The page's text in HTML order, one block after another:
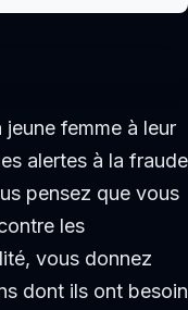
femme à leur
alertes à la fraude
pensez que vous
les
vous donnez
dont ils ont besoin